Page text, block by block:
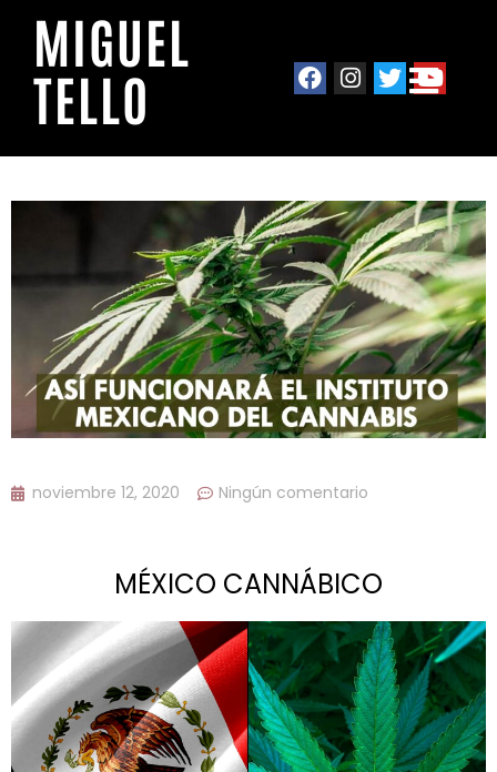
MIGUEL
TELLO
noviembre 12, 2020 Ningún comentario
MÉXICO CANNÁBICO